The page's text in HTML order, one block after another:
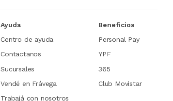
Ayuda
Centro de ayuda
Contactanos
Sucursales
Vendé en Frávega
Trabajá con nosotros
Beneficios
Personal Pay
YPF
365
Club Movistar